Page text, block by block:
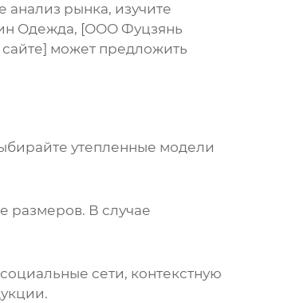
анализ рынка, изучите
Одежда, [ООО Фуцзянь
может предложить
утепленные модели
размеров. В случае
сети, контекстную